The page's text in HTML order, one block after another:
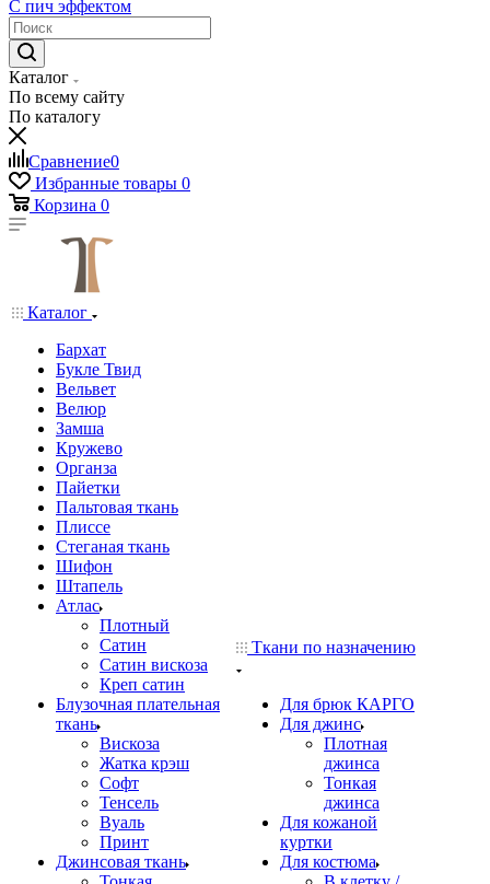
С пич эффектом
Каталог
По всему сайту
По каталогу
Сравнение0
Избранные товары 0
Корзина 0
Каталог
Бархат
Букле Твид
Вельвет
Велюр
Замша
Кружево
Органза
Пайетки
Пальтовая ткань
Плиссе
Стеганая ткань
Шифон
Штапель
Атлас
Плотный
Сатин
Сатин вискоза
Креп сатин
Блузочная плательная
ткань
Вискоза
Жатка крэш
Софт
Тенсель
Вуаль
Принт
Джинсовая ткань
Ткани по назначению
Для брюк КАРГО
Для джинс
Плотная
джинса
Тонкая
джинса
Для кожаной
куртки
Для костюма